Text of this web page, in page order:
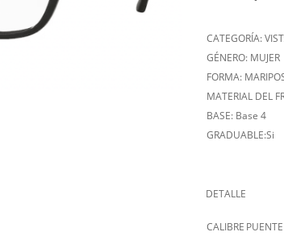
CATEGORÍA:
GÉNERO: MUJER
FORMA:
MATERIAL DEL
BASE: Base 4
GRADUABLE:Si
DETALLE
CALIBRE PUENTE